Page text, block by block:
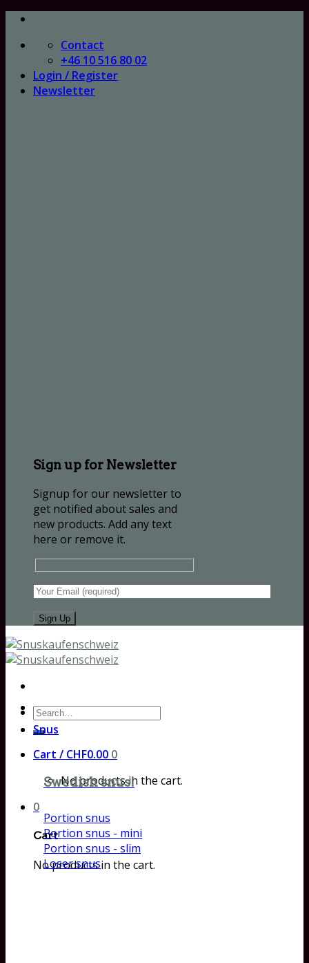
Skip
content
Contact
+46 10 516 80 02
Login / Register
Newsletter
Sign up for Newsletter
Signup for our newsletter to
get notified about sales and
new products. Add any text
here or remove it.
Search
for:
Cart / CHF0.00 0
No products in the cart.
0
Cart
No products in the cart.
Snus
Swedish snus!
Portion snus
Portion snus - mini
Portion snus - slim
Loser snus